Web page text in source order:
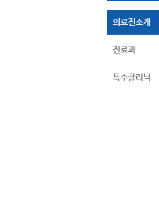
의료진소개
진료과
특수클리닉